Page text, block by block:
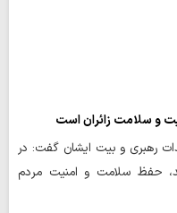
و سلامت زائران است
رهبری و بیت ایشان گفت: در
حفظ سلامت و امنیت مردم